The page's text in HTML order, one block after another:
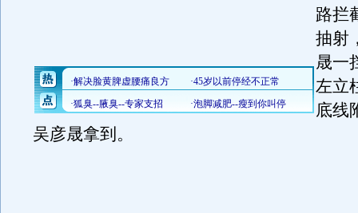
路拦
抽射
晟一
左立
底线
吴彦晟拿到。